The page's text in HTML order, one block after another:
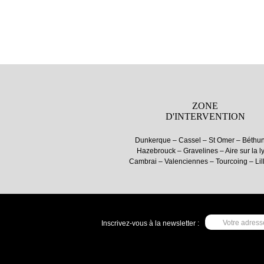
ZONE
D'INTERVENTION
Dunkerque – Cassel – St Omer –
Hazebrouck – Gravelines – Aire sur la
Cambrai – Valenciennes – Tourcoing –
Inscrivez-vous à la newsletter :